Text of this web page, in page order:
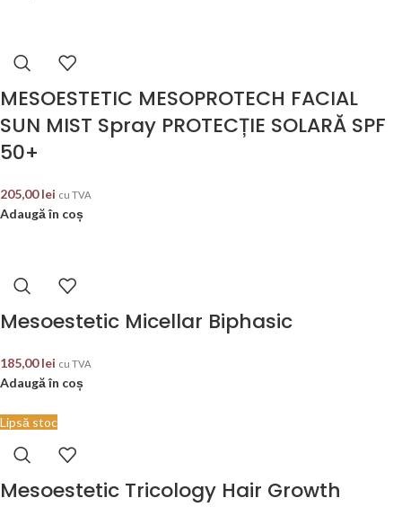
MESOESTETIC MESOPROTECH FACIAL
SUN MIST Spray PROTECȚIE SOLARĂ SPF
50+
205,00lei cu TVA
Adaugă în coș
Mesoestetic Micellar Biphasic
185,00lei cu TVA
Adaugă în coș
Lipsă stoc
Mesoestetic Tricology Hair Growth